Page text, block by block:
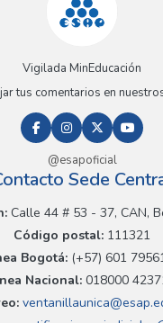
Vigilada MinEducación
tus comentarios en
@esapoficial
Sede
Calle 44 # 53 - 37, CAN,
Código postal: 111321
Bogotá:(+57) 601
Nacional: 018000